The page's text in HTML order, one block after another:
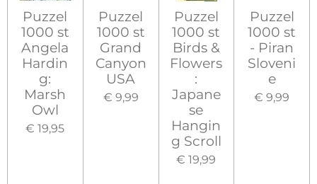
Puzzel
1000 st
Angela
Hardin
g:
Marsh
Owl
€ 19,95
Puzzel
1000 st
Grand
Canyon
USA
€ 9,99
Puzzel
1000 st
Birds &
Flowers
:
Japane
se
Hangin
g Scroll
€ 19,99
Puzzel
1000 st
- Piran
Sloveni
e
€ 9,99